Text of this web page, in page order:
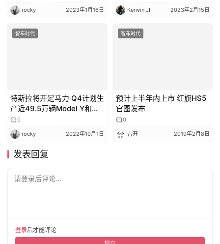
rocky 2023年1月16日 Kerwin JI 2023年2月15日
智车时代
特斯拉将开足马力 Q4计划生
产近49.5万辆Model Y和
Model 3
0
rocky 2022年10月1日
智车时代
预计上半年内上市 红旗HS5
官图发布
0
吉开 2019年2月8日
发表回复
请登录后评论...
登录后才能评论